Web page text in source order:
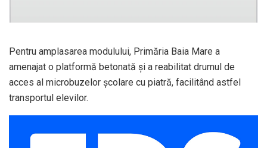
Pentru amplasarea modulului, Primăria Baia Mare a
amenajat o platformă betonată și a reabilitat drumul de
acces al microbuzelor școlare cu piatră, facilitând astfel
transportul elevilor.